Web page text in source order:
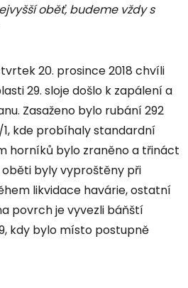
oběť, budeme vždy s
20. prosince 2018 chvíli
29. sloje došlo k zapálení a
Zasaženo bylo rubání 292
kde probíhaly standardní
horníků bylo zraněno a třináct
oběti byly vyproštěny při
likvidace havárie, ostatní
povrch je vyvezli báňští
kdy bylo místo postupně